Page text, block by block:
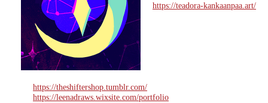
https://teadora-kankaanpaa.art/
https://theshiftershop.tumblr.com/
https://leenadraws.wixsite.com/portfolio